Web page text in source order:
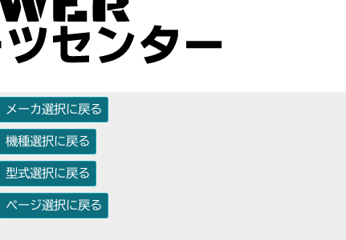
メーカ選択に戻る
機種選択に戻る
型式選択に戻る
ページ選択に戻る